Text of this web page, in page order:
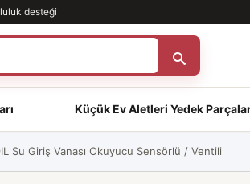
desteği
Küçük Ev Aletleri Yedek
Su Giriş Vanası Okuyucu Sensörlü / Ventili